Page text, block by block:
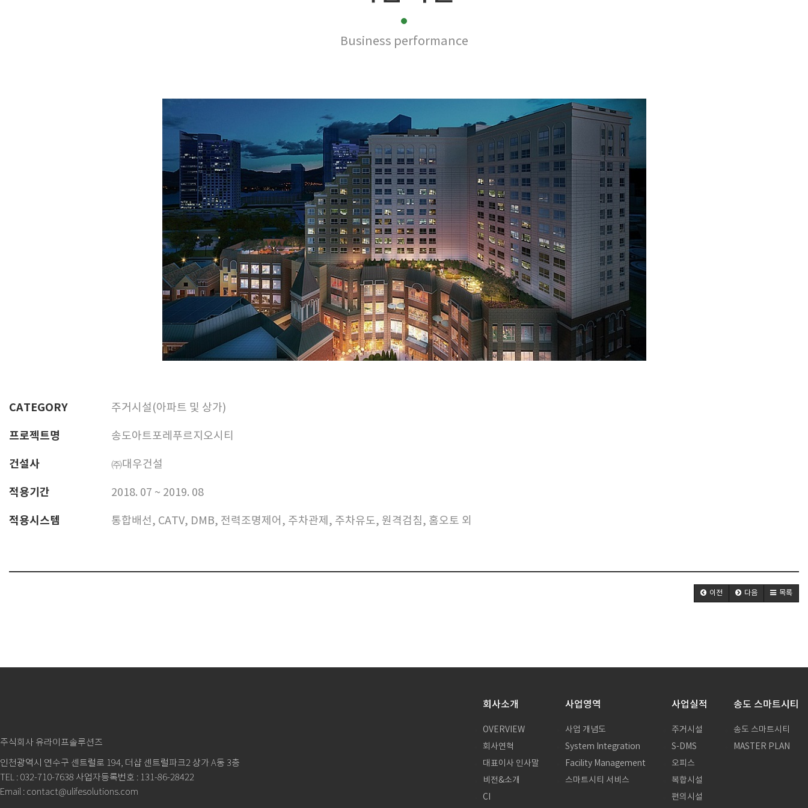
Business performance
CATEGORY 주거시설(아파트 및 상가)
프로젝트명 송도아트포레푸르지오시티
건설사 ㈜대우건설
적용기간 2018. 07 ~ 2019. 08
적용시스템 통합배선, CATV, DMB, 전력조명제어, 주차관제, 주차유도, 원격검침, 홈오토 외
이전 다음 목록
주식회사 유라이프솔루션즈
인천광역시 연수구 센트럴로 194, 더샵 센트럴파크2 상가 A동 3층
TEL : 032-710-7638 사업자등록번호 : 131-86-28422
Email : contact@ulifesolutions.com
회사소개
OVERVIEW
회사연혁
대표이사 인사말
비전&소개
CI
사업영역
사업 개념도
System Integration
Facility Management
스마트시티 서비스
사업실적
주거시설
S-DMS
오피스
복합시설
편의시설
송도 스마트시티
송도 스마트시티
MASTER PLAN